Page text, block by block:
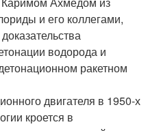
и его коллегами,
водорода и
ракетном
двигателя в 1950-х
кроется в